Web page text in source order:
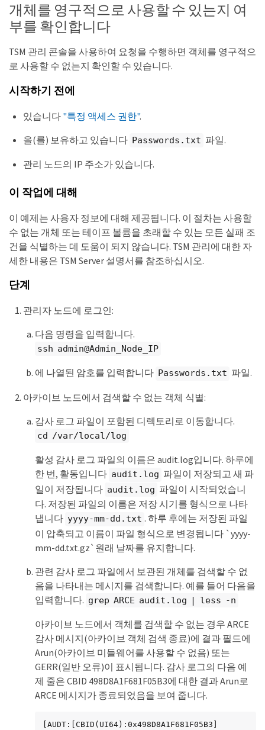
개체를 영구적으로 사용할 수 있는지 여
부를 확인합니다
TSM 관리 콘솔을 사용하여 요청을 수행하면 객체를 영구적으
로 사용할 수 없는지 확인할 수 있습니다.
시작하기 전에
있습니다 "특정 액세스 권한".
을(를) 보유하고 있습니다 Passwords.txt 파일.
관리 노드의 IP 주소가 있습니다.
이 작업에 대해
이 예제는 사용자 정보에 대해 제공됩니다. 이 절차는 사용할
수 없는 개체 또는 테이프 볼륨을 초래할 수 있는 모든 실패 조
건을 식별하는 데 도움이 되지 않습니다. TSM 관리에 대한 자
세한 내용은 TSM Server 설명서를 참조하십시오.
단계
관리자 노드에 로그인:
다음 명령을 입력합니다.
ssh admin@Admin_Node_IP
에 나열된 암호를 입력합니다 Passwords.txt 파일.
아카이브 노드에서 검색할 수 없는 객체 식별:
감사 로그 파일이 포함된 디렉토리로 이동합니다.
cd /var/local/log
활성 감사 로그 파일의 이름은 audit.log입니다. 하루에
한 번, 활동입니다 audit.log 파일이 저장되고 새 파
일이 저장됩니다 audit.log 파일이 시작되었습니
다. 저장된 파일의 이름은 저장 시기를 형식으로 나타
냅니다 yyyy-mm-dd.txt . 하루 후에는 저장된 파일
이 압축되고 이름이 파일 형식으로 변경됩니다 `yyyy-
mm-dd.txt.gz`원래 날짜를 유지합니다.
관련 감사 로그 파일에서 보관된 개체를 검색할 수 없
음을 나타내는 메시지를 검색합니다. 예를 들어 다음을
입력합니다. grep ARCE audit.log | less -n
아카이브 노드에서 객체를 검색할 수 없는 경우 ARCE
감사 메시지(아카이브 객체 검색 종료)에 결과 필드에
Arun(아카이브 미들웨어를 사용할 수 없음) 또는
GERR(일반 오류)이 표시됩니다. 감사 로그의 다음 예
제 줄은 CBID 498D8A1F681F05B3에 대한 결과 Arun로
ARCE 메시지가 종료되었음을 보여 줍니다.
[AUDT:[CBID(UI64):0x498D8A1F681F05B3]